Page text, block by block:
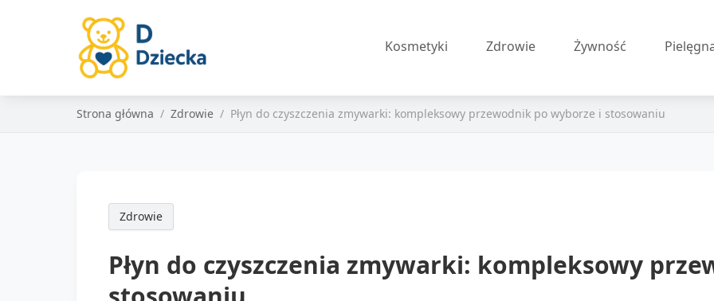
Kosmetyki Zdrowie Żywność
Strona główna Zdrowie Płyn do czyszczenia zmywarki: kompleksowy przewodnik po wyborze i stosowaniu
Zdrowie
Płyn do czyszczenia zmywarki: kompleksowy